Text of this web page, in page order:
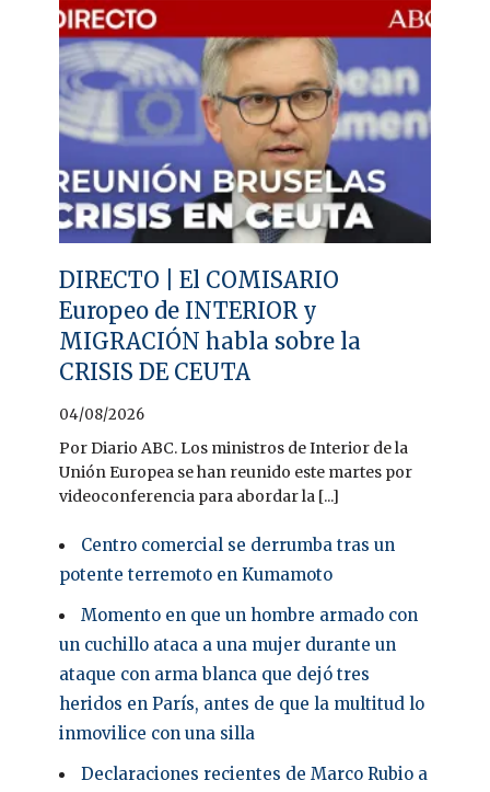
DIRECTO | El COMISARIO
Europeo de INTERIOR y
MIGRACIÓN habla sobre la
CRISIS DE CEUTA
04/08/2026
Por Diario ABC. Los ministros de Interior de la
Unión Europea se han reunido este martes por
videoconferencia para abordar la [...]
Centro comercial se derrumba tras un
potente terremoto en Kumamoto
Momento en que un hombre armado con
un cuchillo ataca a una mujer durante un
ataque con arma blanca que dejó tres
heridos en París, antes de que la multitud lo
inmovilice con una silla
Declaraciones recientes de Marco Rubio a